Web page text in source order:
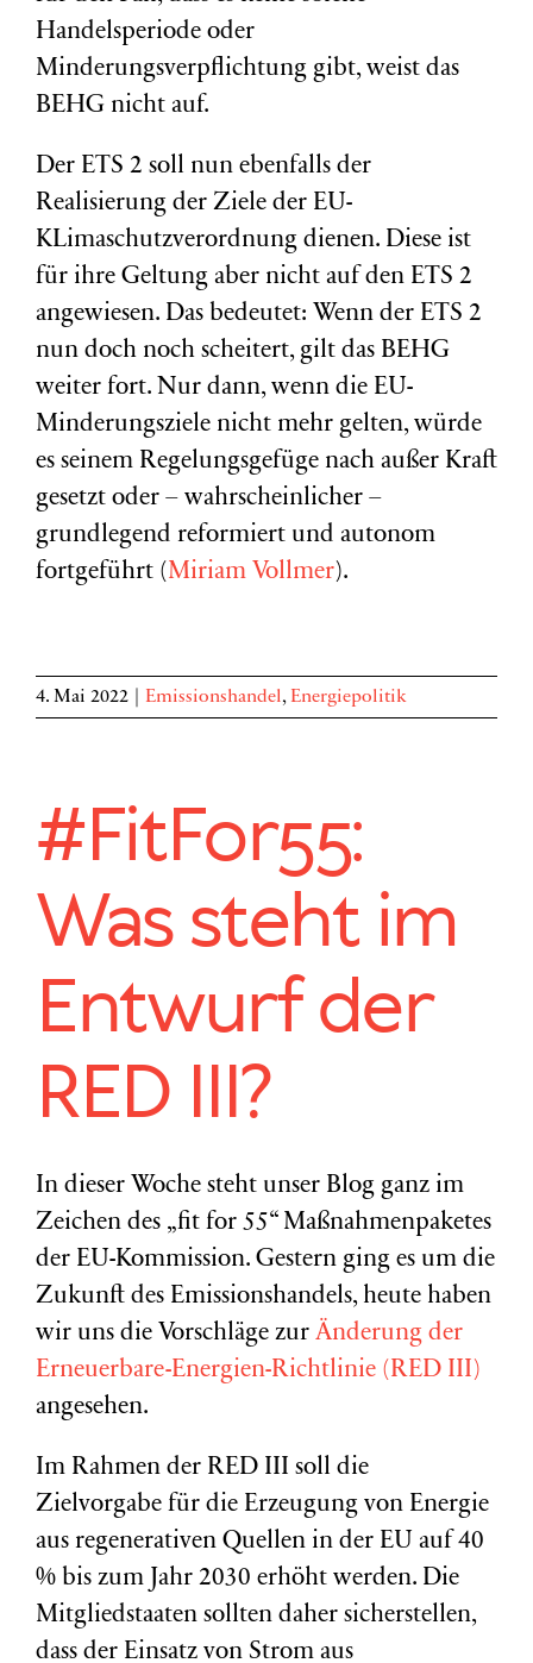
Handelsperiode oder
Minderungsverpflichtung gibt, weist das
BEHG nicht auf.
Der ETS 2 soll nun ebenfalls der
Realisierung der Ziele der EU-
KLimaschutzverordnung dienen. Diese ist
für ihre Geltung aber nicht auf den ETS 2
angewiesen. Das bedeutet: Wenn der ETS 2
nun doch noch scheitert, gilt das BEHG
weiter fort. Nur dann, wenn die EU-
Minderungsziele nicht mehr gelten, würde
es seinem Regelungsgefüge nach außer Kraft
gesetzt oder – wahrscheinlicher –
grundlegend reformiert und autonom
fortgeführt (Miriam Vollmer).
4. Mai 2022 Emissionshandel, Energiepolitik
#FitFor55:
Was steht im
Entwurf der
RED III?
In dieser Woche steht unser Blog ganz im
Zeichen des „fit for 55“ Maßnahmenpaketes
der EU-Kommission. Gestern ging es um die
Zukunft des Emissionshandels, heute haben
wir uns die Vorschläge zur Änderung der
Erneuerbare-Energien-Richtlinie (RED III)
angesehen.
Im Rahmen der RED III soll die
Zielvorgabe für die Erzeugung von Energie
aus regenerativen Quellen in der EU auf 40
% bis zum Jahr 2030 erhöht werden. Die
Mitgliedstaaten sollten daher sicherstellen,
dass der Einsatz von Strom aus